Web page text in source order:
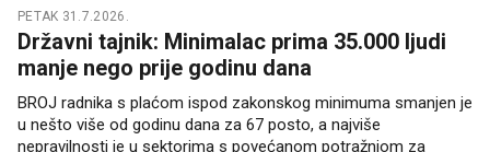
PETAK 31.7.2026.
Državni tajnik: Minimalac prima 35.000 ljudi
manje nego prije godinu dana
BROJ radnika s plaćom ispod zakonskog minimuma smanjen je
u nešto više od godinu dana za 67 posto, a najviše
nepravilnosti je u sektorima s povećanom potražnjom za